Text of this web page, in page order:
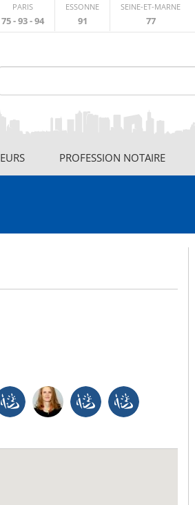
PARIS
75 - 93 - 94
ESSONNE
91
SEINE-ET-MARNE
77
PROFESSION NOTAIRE